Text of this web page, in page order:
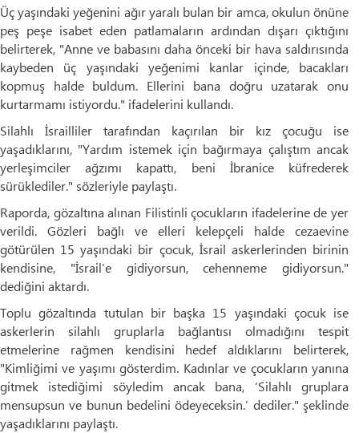
Üç yaşındaki yeğenini ağır yaralı bulan bir amca, okulun önüne
peş peşe isabet eden patlamaların ardından dışarı çıktığını
belirterek, "Anne ve babasını daha önceki bir hava saldırısında
kaybeden üç yaşındaki yeğenimi kanlar içinde, bacakları
kopmuş halde buldum. Ellerini bana doğru uzatarak onu
kurtarmamı istiyordu." ifadelerini kullandı.
Silahlı İsrailliler tarafından kaçırılan bir kız çocuğu ise
yaşadıklarını, "Yardım istemek için bağırmaya çalıştım ancak
yerleşimciler ağzımı kapattı, beni İbranice küfrederek
sürüklediler." sözleriyle paylaştı.
Raporda, gözaltına alınan Filistinli çocukların ifadelerine de yer
verildi. Gözleri bağlı ve elleri kelepçeli halde cezaevine
götürülen 15 yaşındaki bir çocuk, İsrail askerlerinden birinin
kendisine, "İsrail’e gidiyorsun, cehenneme gidiyorsun."
dediğini aktardı.
Toplu gözaltında tutulan bir başka 15 yaşındaki çocuk ise
askerlerin silahlı gruplarla bağlantısı olmadığını tespit
etmelerine rağmen kendisini hedef aldıklarını belirterek,
"Kimliğimi ve yaşımı gösterdim. Kadınlar ve çocukların yanına
gitmek istediğimi söyledim ancak bana, ‘Silahlı gruplara
mensupsun ve bunun bedelini ödeyeceksin.’ dediler." şeklinde
yaşadıklarını paylaştı.